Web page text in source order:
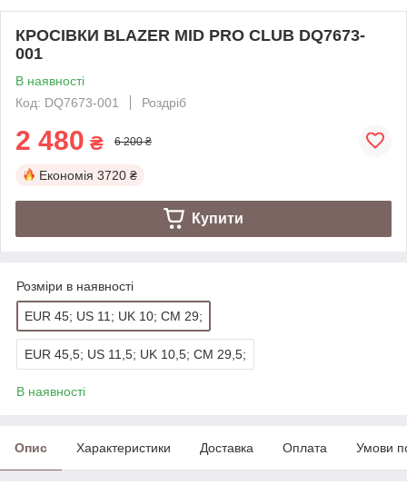
КРОСІВКИ BLAZER MID PRO CLUB DQ7673-
001
В наявності
Код: DQ7673-001
Роздріб
2 480 ₴ 6 200 ₴
Економія 3720 ₴
Купити
Розміри в наявності
EUR 45; US 11; UK 10; CM 29;
EUR 45,5; US 11,5; UK 10,5; CM 29,5;
В наявності
Опис Характеристики Доставка Оплата Умови